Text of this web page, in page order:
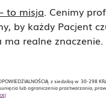
to misja. Cenimy
by każdy Pacjent
ma realne znaczenie.
z siedzibą w 30-298
lub ograniczenia przetwarzania,